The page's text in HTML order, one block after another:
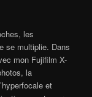
les
se multiplie. Dans
mon Fujifilm X-
la
et